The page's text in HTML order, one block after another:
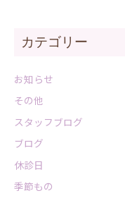
カテゴリー
お知らせ
その他
スタッフブログ
ブログ
休診日
季節もの